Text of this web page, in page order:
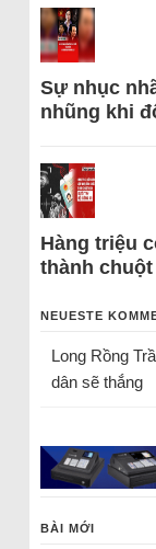
Sự nhục
nhũng khi
Hàng triệu
thành
NEUESTE
Long Rồng
dân sẽ thắng
BÀI MỚI